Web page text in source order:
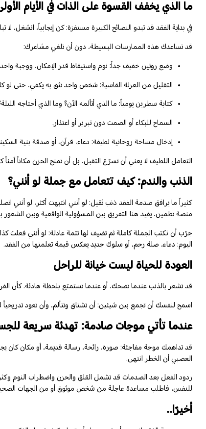
ما الذي يخفف القسوة على الذات في الأيام
في بداية الفقد قد تبدو النصائح الكبيرة مستفزة: كن إيجابياً،
قد تساعدك هذه الممارسات البسيطة، دون أن تلغي مشاعرك:
وضع روتين خفيف جداً: نوم واستيقاظ قدر الإمكان، ووجبة
التقليل من العزلة القاسية: شخص واحد تثق به يكفي، حتى لو
كتابة سطرين يومياً: ما الذي أتألمه الآن؟ وما الذي أحتاجه
السماح للبكاء أو الصمت دون تبرير أو اعتذار.
إدخال مساحة روحانية لطيفة: دعاء، قرآن، أو صدقة بنية
التعامل اللطيف لا يعني أن تسرّع التقبل، بل أن تمنح الحزن مكاناً
الذنب والندم: كيف تتعامل مع جملة لو أنني؟
كثيراً ما يرافق صدمة الفقد ذنب ثقيل: لو أنني انتبهت أكثر، لو
منصة تطمين، يفيد هنا التفريق بين المسؤولية الواقعية وبين الشعور
جرّب أن تكتب الجملة كاملة ثم تضيف لها تتمة عادلة: لو أنني فعلت
اليوم: دعاء، صلة رحم، أو سلوك جديد يعكس قيمة تعلمتها من الفقد.
العودة للحياة ليست خيانة للراحل
قد تشعر بالذنب عندما تضحك، أو عندما تستمتع بلحظة هادئة. كأن
اسمح لنفسك أن تجمع بين شيئين: أن تشتاق وتتألم، وأن تعود
عندما تأتي موجات صادمة: تهدئة سريعة
قد تداهمك موجة مفاجئة: صورة، رائحة، رسالة قديمة، أو مكان كان
العصبي أن الخطر انتهى.
ردود الفعل بعد الصدمات قد تشمل القلق والحزن واضطراب النوم
للنفس، فاطلب مساعدة عاجلة من شخص موثوق أو من الجهات الصحية
أخيرًا..